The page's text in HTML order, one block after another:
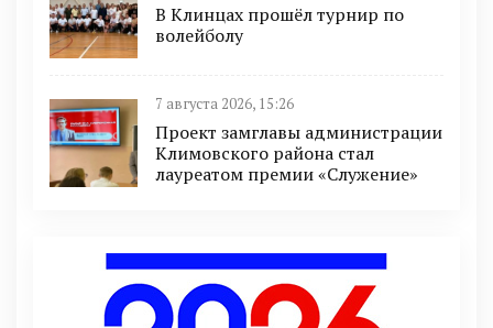
В Клинцах прошёл турнир по
волейболу
7 августа 2026, 15:26
Проект замглавы администрации
Климовского района стал
лауреатом премии «Служение»